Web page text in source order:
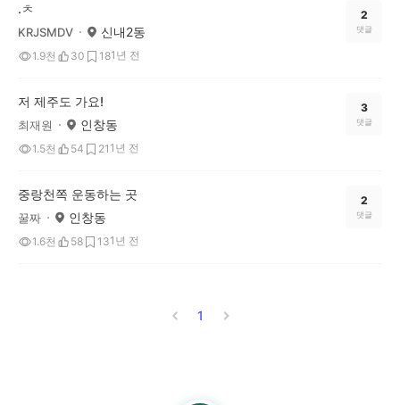
.ㅊ
KRJSMDV 신내2동
1.9천 30 181년 전
2
댓글
저 제주도 가요!
최재원 인창동
1.5천 54 21 1년 전
3
댓글
중랑천쪽 운동하는 곳
꿀짜 인창동
1.6천 58 131년 전
2
댓글
1